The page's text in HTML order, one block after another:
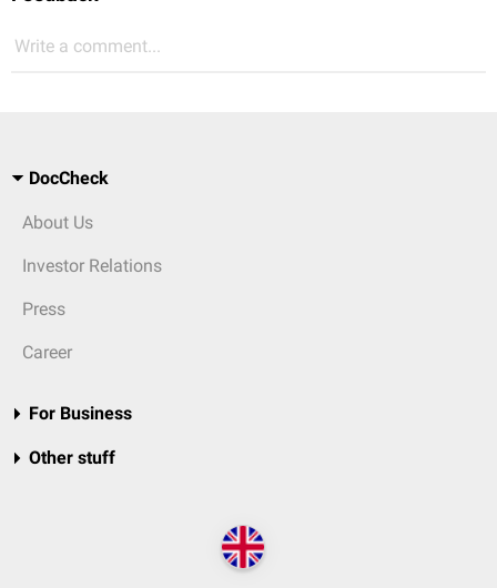
Write a comment...
DocCheck
About Us
Investor Relations
Press
Career
For Business
Other stuff